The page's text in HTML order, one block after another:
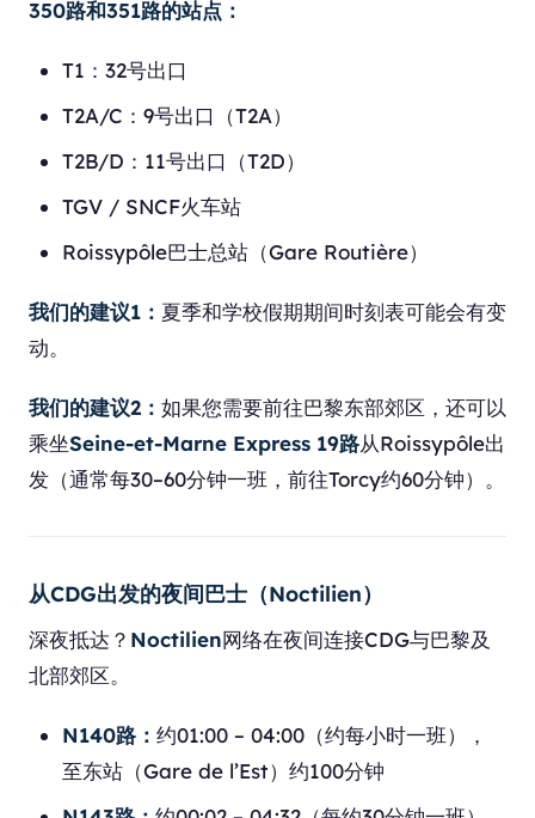
350路和351路的站点：
T1：32号出口
T2A/C：9号出口（T2A）
T2B/D：11号出口（T2D）
TGV / SNCF火车站
Roissypôle巴士总站（Gare Routière）
我们的建议1： 夏季和学校假期期间时刻表可能会有变
动。
我们的建议2： 如果您需要前往巴黎东部郊区，还可以
乘坐Seine-et-Marne Express 19路从Roissypôle出
发（通常每30–60分钟一班，前往Torcy约60分钟）。
从CDG出发的夜间巴士（Noctilien）
深夜抵达？ Noctilien网络在夜间连接CDG与巴黎及
北部郊区。
N140路： 约01:00 – 04:00（约每小时一班），
至东站（Gare de l’Est）约100分钟